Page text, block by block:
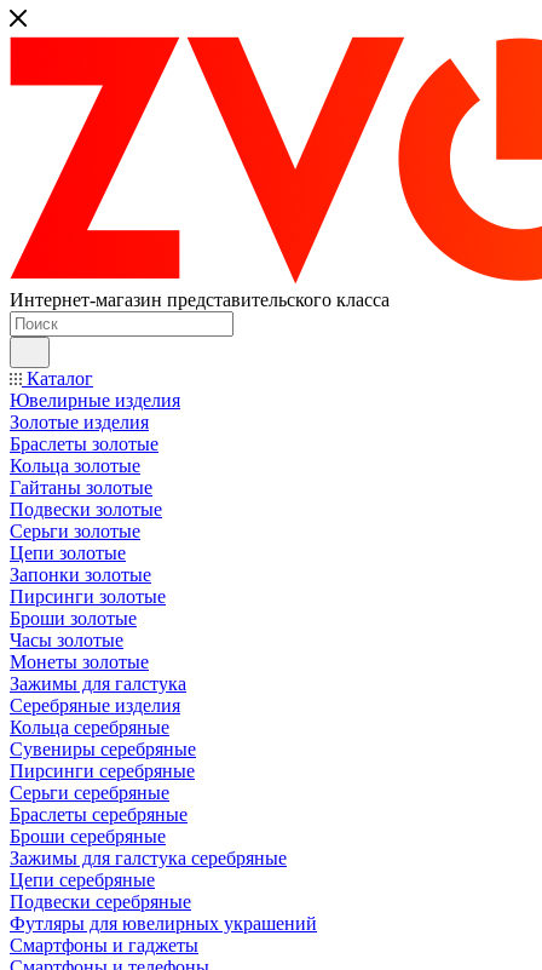
Интернет-магазин представительского класса
Каталог
Ювелирные изделия
Золотые изделия
Браслеты золотые
Кольца золотые
Гайтаны золотые
Подвески золотые
Серьги золотые
Цепи золотые
Запонки золотые
Пирсинги золотые
Броши золотые
Часы золотые
Монеты золотые
Зажимы для галстука
Серебряные изделия
Кольца серебряные
Сувениры серебряные
Пирсинги серебряные
Серьги серебряные
Браслеты серебряные
Броши серебряные
Зажимы для галстука серебряные
Цепи серебряные
Подвески серебряные
Футляры для ювелирных украшений
Смартфоны и гаджеты